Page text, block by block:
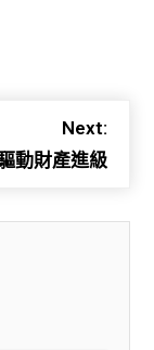
Next:
動財產進級